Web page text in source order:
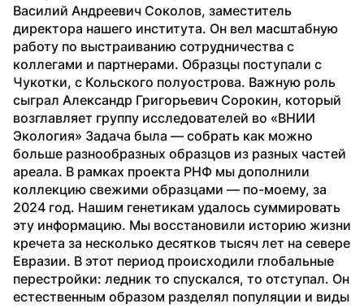
Василий Андреевич Соколов, заместитель
директора нашего института. Он вел масштабную
работу по выстраиванию сотрудничества с
коллегами и партнерами. Образцы поступали с
Чукотки, с Кольского полуострова. Важную роль
сыграл Александр Григорьевич Сорокин, который
возглавляет группу исследователей во «ВНИИ
Экология» Задача была — собрать как можно
больше разнообразных образцов из разных частей
ареала. В рамках проекта РНФ мы дополнили
коллекцию свежими образцами — по-моему, за
2024 год. Нашим генетикам удалось суммировать
эту информацию. Мы восстановили историю жизни
кречета за несколько десятков тысяч лет на севере
Евразии. В этот период происходили глобальные
перестройки: ледник то спускался, то отступал. Он
естественным образом разделял популяции и виды